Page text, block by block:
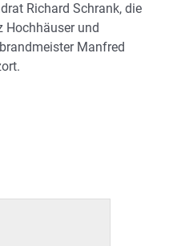
Richard Schrank, die
Hochhäuser und
Manfred